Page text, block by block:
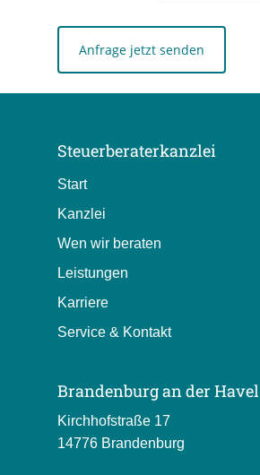
Steuerberaterkanzlei
Start
Kanzlei
Wen wir beraten
Leistungen
Karriere
Service & Kontakt
Brandenburg an der Havel
Kirchhofstraße 17
14776 Brandenburg